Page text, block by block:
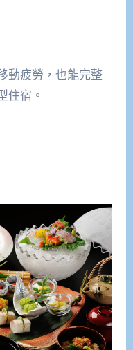
動疲勞，也能完整
住宿。